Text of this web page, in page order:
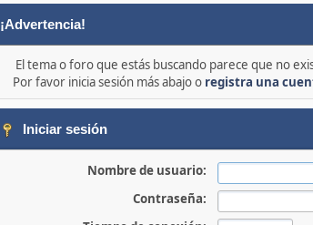
¡Advertencia!
El tema o foro que estás buscando parece que no
Por favor inicia sesión más abajo o registra una
Iniciar sesión
Nombre de usuario:
Contraseña: